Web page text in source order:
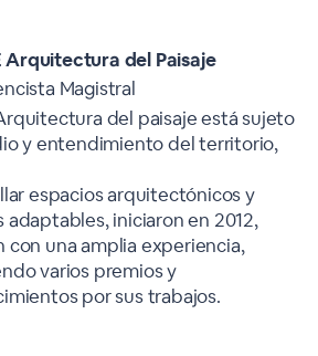
Arquitectura del Paisaje
Magistral
del paisaje está sujeto
y entendimiento del territorio,
espacios arquitectónicos y
adaptables, iniciaron en 2012,
con una amplia experiencia,
varios premios y
por sus trabajos.